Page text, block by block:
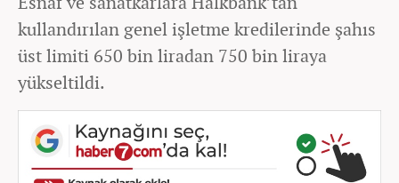
kullandırılan genel işletme kredilerinde şahıs
üst limiti 650 bin liradan 750 bin liraya
yükseltildi.